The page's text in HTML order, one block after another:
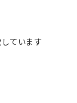
ています